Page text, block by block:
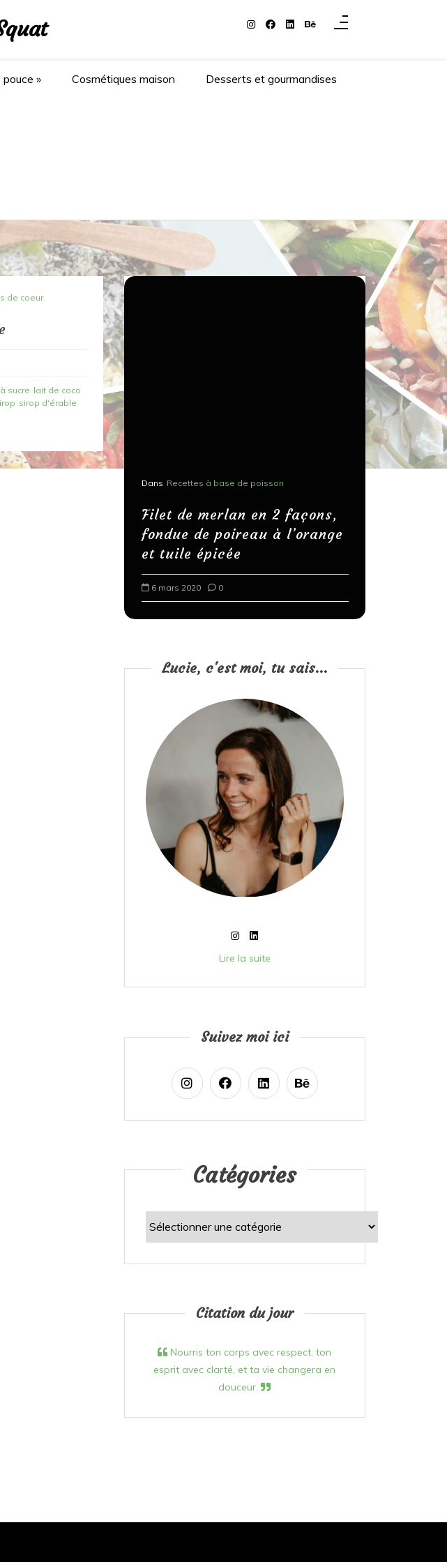
» Cosmétiques maison Desserts et gourmandises
de coeur
sucre lait de coco
sirop d'érable
Dans Recettes à base de poisson
Filet de merlan en 2 façons,
fondue de poireau à l’orange
et tuile épicée
6 mars 2020 0
Lucie, c'est moi, tu sais...
Lire la suite
Suivez moi ici
Catégories
Citation du jour
Nourris ton corps avec respect, ton
esprit avec clarté, et ta vie changera en
douceur.